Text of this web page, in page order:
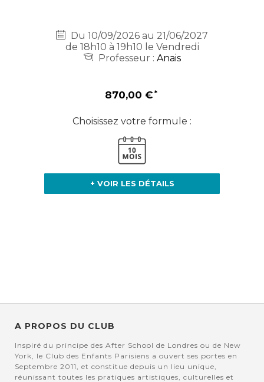
Du 10/09/2026 au 21/06/2027
de 18h10 à 19h10 le Vendredi
Professeur : Anais
870,00 €
Choisissez votre formule :
+ VOIR LES DÉTAILS
A PROPOS DU CLUB
Inspiré du principe des After School de Londres ou de New
York, le Club des Enfants Parisiens a ouvert ses portes en
Septembre 2011, et constitue depuis un lieu unique,
réunissant toutes les pratiques artistiques, culturelles et